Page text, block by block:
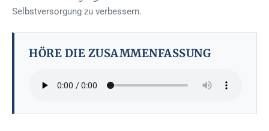
Selbstversorgung zu verbessern.
HÖRE DIE ZUSAMMENFASSUNG